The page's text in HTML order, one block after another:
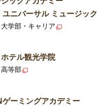
ニバーサル ミュージック
学部・キャリア
テル観光学院
等部
ゲーミングアカデミー